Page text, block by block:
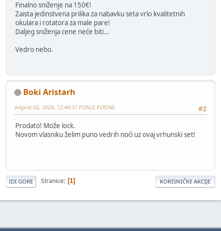
Finalno sniženje na 150€!
Zaista jedinstvena prilika za nabavku seta vrlo kvalitetnih
okulara i rotatora za male pare!
Daljeg sniženja cene neće biti...
Vedro nebo.
Boki Aristarh
#2
Avgust 02, 2024, 12:44:31 POSLE PODNE
Prodato! Može lock.
Novom vlasniku želim puno vedrih noći uz ovaj vrhunski set!
IDI GORE Stranice 1 KORISNIČKE AKCIJE